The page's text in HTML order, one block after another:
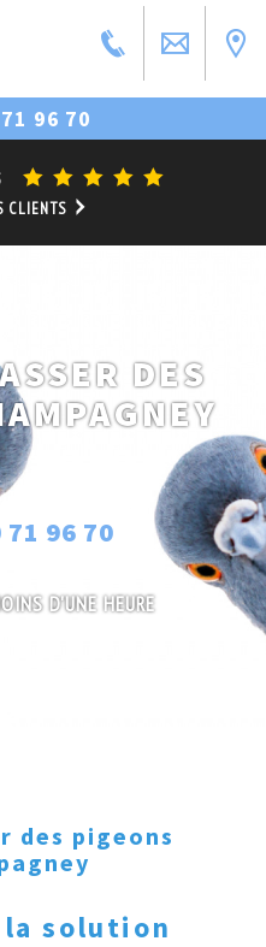
96 70
CLIENTS
DES
71 96 70
D'UNE HEURE
des pigeons
la solution